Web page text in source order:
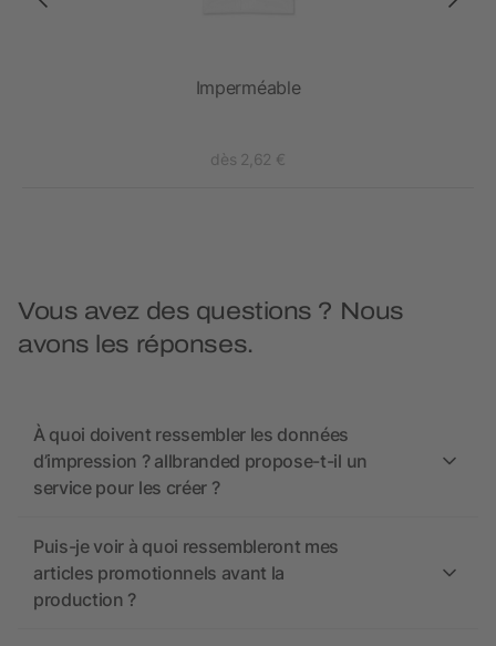
Imperméable
dès 2,62 €
Vous avez des questions ? Nous
avons les réponses.
À quoi doivent ressembler les données
d’impression ? allbranded propose-t-il un
service pour les créer ?
Puis-je voir à quoi ressembleront mes
articles promotionnels avant la
production ?